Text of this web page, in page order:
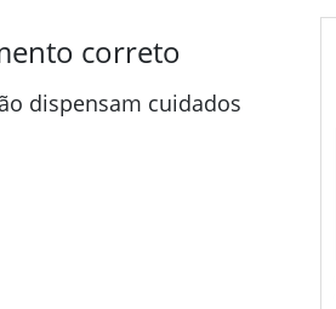
correto
dispensam cuidados